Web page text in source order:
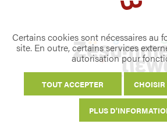
Certains cookies sont nécessaires au
site. En outre, certains services
autorisation pour
TOUT ACCEPTER CHOISIR
PLUS